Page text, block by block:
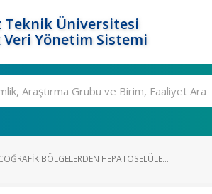
Teknik Üniversitesi
Yönetim Sistemi
BÖLGELERDEN HEPATOSELÜLE...